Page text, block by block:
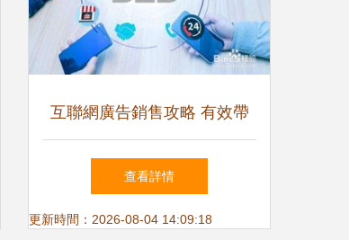
互聯網廣告銷售攻略 有效帶
動日用百貨銷量增長
查看詳情
更新時間：2026-08-04 14:09:18